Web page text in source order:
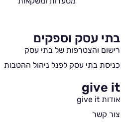
בתי עסק וספקים
רישום והצטרפות של בתי עסק
כניסת בתי עסק לפנל ניהול ההטבות
give it
אודות give it
צור קשר